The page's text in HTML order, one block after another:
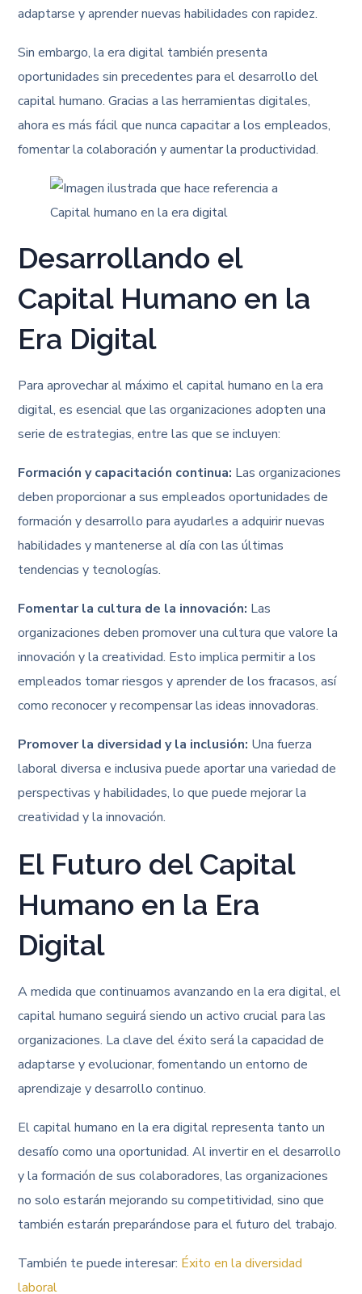
adaptarse y aprender nuevas habilidades con rapidez.
Sin embargo, la era digital también presenta
oportunidades sin precedentes para el desarrollo del
capital humano. Gracias a las herramientas digitales,
ahora es más fácil que nunca capacitar a los empleados,
fomentar la colaboración y aumentar la productividad.
Desarrollando el
Capital Humano en la
Era Digital
Para aprovechar al máximo el capital humano en la era
digital, es esencial que las organizaciones adopten una
serie de estrategias, entre las que se incluyen:
Formación y capacitación continua: Las organizaciones
deben proporcionar a sus empleados oportunidades de
formación y desarrollo para ayudarles a adquirir nuevas
habilidades y mantenerse al día con las últimas
tendencias y tecnologías.
Fomentar la cultura de la innovación: Las
organizaciones deben promover una cultura que valore la
innovación y la creatividad. Esto implica permitir a los
empleados tomar riesgos y aprender de los fracasos, así
como reconocer y recompensar las ideas innovadoras.
Promover la diversidad y la inclusión: Una fuerza
laboral diversa e inclusiva puede aportar una variedad de
perspectivas y habilidades, lo que puede mejorar la
creatividad y la innovación.
El Futuro del Capital
Humano en la Era
Digital
A medida que continuamos avanzando en la era digital, el
capital humano seguirá siendo un activo crucial para las
organizaciones. La clave del éxito será la capacidad de
adaptarse y evolucionar, fomentando un entorno de
aprendizaje y desarrollo continuo.
El capital humano en la era digital representa tanto un
desafío como una oportunidad. Al invertir en el desarrollo
y la formación de sus colaboradores, las organizaciones
no solo estarán mejorando su competitividad, sino que
también estarán preparándose para el futuro del trabajo.
También te puede interesar: Éxito en la diversidad
laboral